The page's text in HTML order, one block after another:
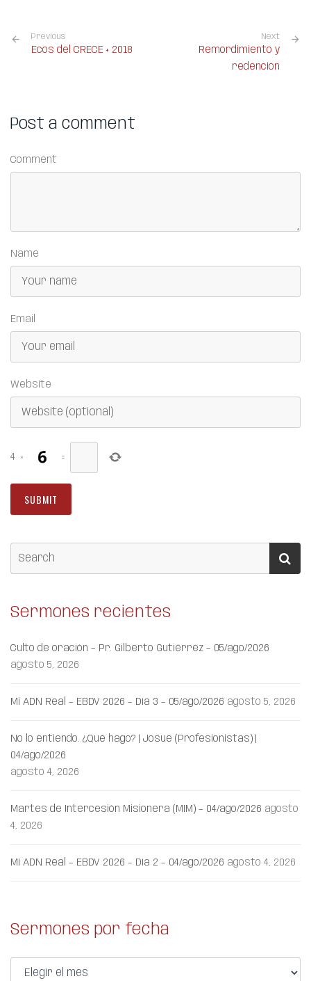
Previous
Ecos del CRECE + 2018
Next
Remordimiento y
redención
Post a comment
Comment
Name
Email
Website
4 × =
Sermones recientes
Culto de oración – Pr. Gilberto Gutiérrez – 05/ago/2026
agosto 5, 2026
Mi ADN Real – EBDV 2026 – Día 3 – 05/ago/2026 agosto 5, 2026
No lo entiendo. ¿Qué hago? | Josué (Profesionistas) |
04/ago/2026
agosto 4, 2026
Martes de Intercesión Misionera (MIM) – 04/ago/2026 agosto
4, 2026
Mi ADN Real – EBDV 2026 – Día 2 – 04/ago/2026 agosto 4, 2026
Sermones por fecha